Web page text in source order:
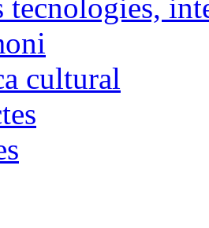
tecnologies,
cultural